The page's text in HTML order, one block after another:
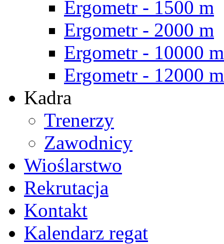
Ergometr - 1500 m
Ergometr - 2000 m
Ergometr - 10000 m
Ergometr - 12000 m
Kadra
Trenerzy
Zawodnicy
Wioślarstwo
Rekrutacja
Kontakt
Kalendarz regat